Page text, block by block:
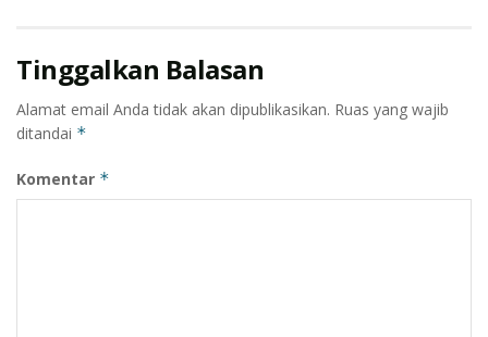
Tinggalkan Balasan
Alamat email Anda tidak akan dipublikasikan. Ruas yang wajib
ditandai *
Komentar *